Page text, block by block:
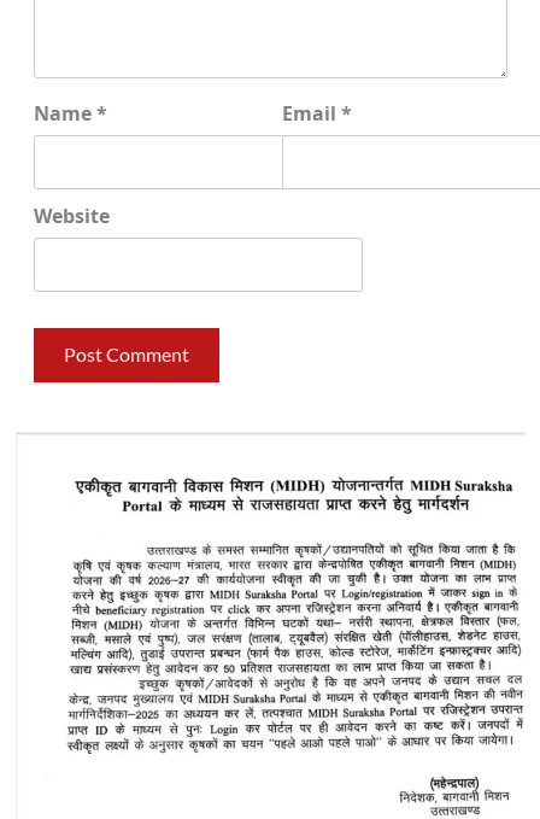
Name* Email *
Website